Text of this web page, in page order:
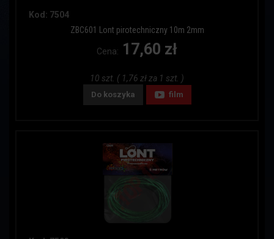
Kod: 7504
ZBC601 Lont pirotechniczny 10m 2mm
Cena: 17,60 zł
10 szt. ( 1,76 zł za 1 szt. )
Do koszyka film